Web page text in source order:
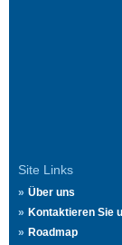
Site Links
Über uns
Kontaktieren Sie
Roadmap